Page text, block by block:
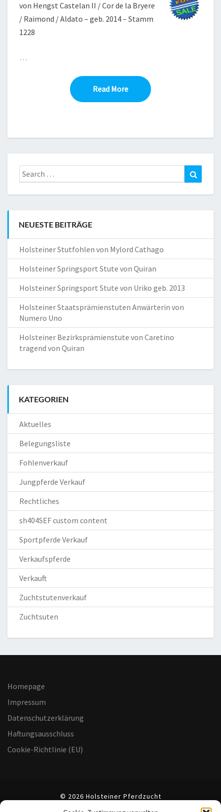
von Hengst Castelan II / Cor de la Bryere
/ Raimond / Aldato – geb. 2014 – Stamm
1228
…
Read MoreRead More
Search
for:
NEUESTE BEITRÄGE
Holsteiner Stutfohlen von Mylord Cathago
Holsteiner Springsport Stute von Quiran
Holsteiner Springsport Stute von Uriko geb. 2013
Holsteiner Staatsprämienstuten Anwärterin von
Numero Uno
Holsteiner Bezirksprämienstute von Caretino
tragend von Quiran
KATEGORIEN
Aktuelles
Belegungsliste
Fohlenverkauf
Jungpferde Verkauf
Rechtliches
sh404SEF custom content
Sportpferde Verkauf
Verkaufspferde
Verkauft
Zuchtstutenverkauf
Zuchtsuten
Homepage
Impressum
Datenschutzerklärung
Haftungsausschluss
Cookie-Richtlinie (EU)
© 2026 Holsteiner Pferdzucht